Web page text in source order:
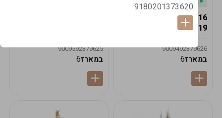
19616-אגרטל הרמס
19ס"מ -קרם
9009492379626
במארז6
9009592379625
במארז6
9180201373620